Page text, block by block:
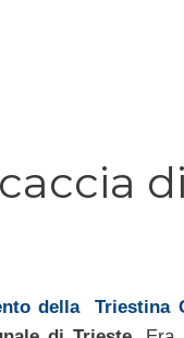
della Triestina